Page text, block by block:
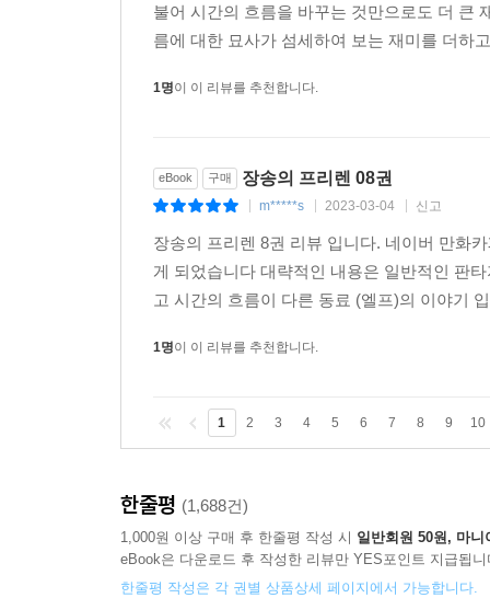
불어 시간의 흐름을 바꾸는 것만으로도 더 큰
름에 대한 묘사가 섬세하여 보는 재미를 더하
1명이 이 리뷰를 추천합니다.
eBook 구매 장송의 프리렌 08권
m*****s 2023-03-04 신고
장송의 프리렌 8권 리뷰 입니다. 네이버 만화
게 되었습니다 대략적인 내용은 일반적인 판
고 시간의 흐름이 다른 동료 (엘프)의 이야기
1명이 이 리뷰를 추천합니다.
1 2 3 4 5 6 7 8 9 10
한줄평 (1,688건)
1,000원 이상 구매 후 한줄평 작성 시 일반회원 50원, 마니
eBook은 다운로드 후 작성한 리뷰만 YES포인트 지급됩니
한줄평 작성은 각 권별 상품상세 페이지에서 가능합니다.